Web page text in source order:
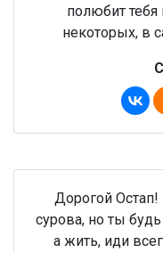
полюбит тебя
некоторых, в
Дорогой
сурова, но ты
а жить, иди